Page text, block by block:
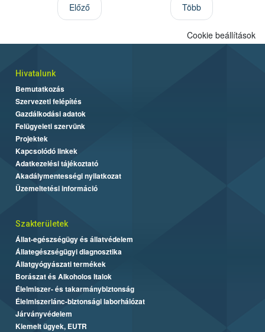
Előző Több
Cookie beállítások
Hivatalunk
Bemutatkozás
Szervezeti felépítés
Gazdálkodási adatok
Felügyeleti szervünk
Projektek
Kapcsolódó linkek
Adatkezelési tájékoztató
Akadálymentességi nyilatkozat
Üzemeltetési információ
Szakterületek
Állat-egészségügy és állatvédelem
Állategészségügyi diagnosztika
Állatgyógyászati termékek
Borászat és Alkoholos Italok
Élelmiszer- és takarmánybiztonság
Élelmiszerlánc-biztonsági laborhálózat
Járványvédelem
Kiemelt ügyek, EUTR